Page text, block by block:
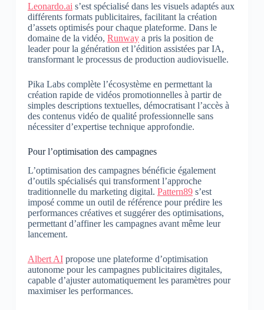
Leonardo.ai s’est spécialisé dans les visuels adaptés aux
différents formats publicitaires, facilitant la création
d’assets optimisés pour chaque plateforme. Dans le
domaine de la vidéo, Runwaya pris la position de
leader pour la génération et l’édition assistées par IA,
transformant le processus de production audiovisuelle.
Pika Labs complète l’écosystème en permettant la
création rapide de vidéos promotionnelles à partir de
simples descriptions textuelles, démocratisant l’accès à
des contenus vidéo de qualité professionnelle sans
nécessiter d’expertise technique approfondie.
Pour l’optimisation des campagnes
L’optimisation des campagnes bénéficie également
d’outils spécialisés qui transforment l’approche
traditionnelle du marketing digital. Pattern89s’est
imposé comme un outil de référence pour prédire les
performances créatives et suggérer des optimisations,
permettant d’affiner les campagnes avant même leur
lancement.
Albert AIpropose une plateforme d’optimisation
autonome pour les campagnes publicitaires digitales,
capable d’ajuster automatiquement les paramètres pour
maximiser les performances.